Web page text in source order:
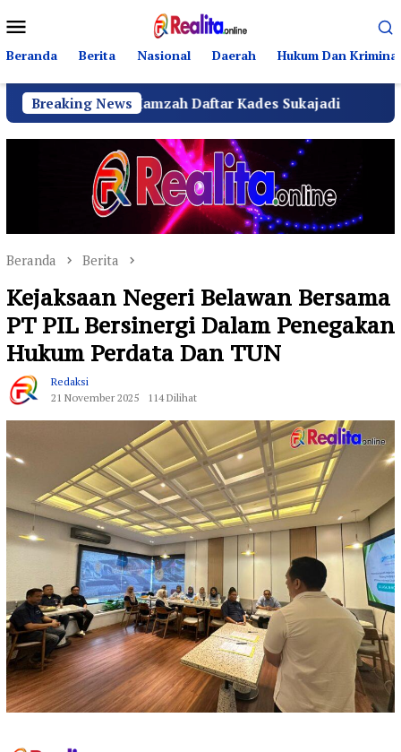
ke
kontenMobile
Beranda Berita Nasional Daerah Hukum Dan Kriminal
Breaking News
Amir Hamzah Daftar Kades Sukajadi Anggota
Beranda Berita
Kejaksaan Negeri Belawan Bersama
PT PIL Bersinergi Dalam Penegakan
Hukum Perdata Dan TUN
Redaksi
21 November 2025
114 Dilihat